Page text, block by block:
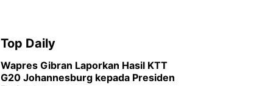
Top Daily
Wapres Gibran Laporkan Hasil KTT
G20 Johannesburg kepada Presiden